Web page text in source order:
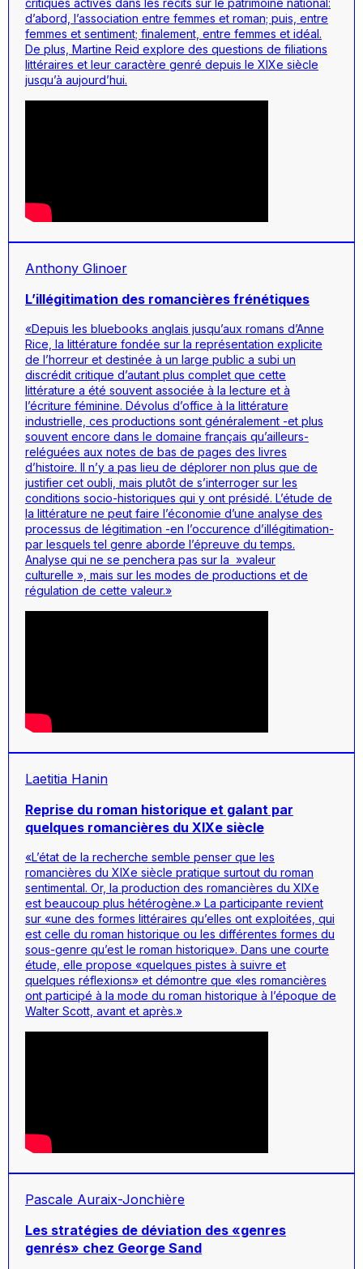
d’abord, l’association entre femmes et roman; puis, entre
femmes et sentiment; finalement, entre femmes et idéal.
De plus, Martine Reid explore des questions de filiations
littéraires et leur caractère genré depuis le XIXe siècle
jusqu’à aujourd’hui.
Anthony Glinoer
L’illégitimation des romancières frénétiques
«Depuis les bluebooks anglais jusqu’aux romans d’Anne
Rice, la littérature fondée sur la représentation explicite
de l’horreur et destinée à un large public a subi un
discrédit critique d’autant plus complet que cette
littérature a été souvent associée à la lecture et à
l’écriture féminine. Dévolus d’office à la littérature
industrielle, ces productions sont généralement -et plus
souvent encore dans le domaine français qu’ailleurs-
reléguées aux notes de bas de pages des livres
d’histoire. Il n’y a pas lieu de déplorer non plus que de
justifier cet oubli, mais plutôt de s’interroger sur les
conditions socio-historiques qui y ont présidé. L’étude de
la littérature ne peut faire l’économie d’une analyse des
processus de légitimation -en l’occurence d’illégitimation-
par lesquels tel genre aborde l’épreuve du temps.
Analyse qui ne se penchera pas sur la »valeur
culturelle », mais sur les modes de productions et de
régulation de cette valeur.»
Laetitia Hanin
Reprise du roman historique et galant par
quelques romancières du XIXe siècle
«L’état de la recherche semble penser que les
romancières du XIXe siècle pratique surtout du roman
sentimental. Or, la production des romancières du XIXe
est beaucoup plus hétérogène.» La participante revient
sur «une des formes littéraires qu’elles ont exploitées, qui
est celle du roman historique ou les différentes formes du
sous-genre qu’est le roman historique». Dans une courte
étude, elle propose «quelques pistes à suivre et
quelques réflexions» et démontre que «les romancières
ont participé à la mode du roman historique à l’époque de
Walter Scott, avant et après.»
Pascale Auraix-Jonchière
Les stratégies de déviation des «genres
genrés» chez George Sand